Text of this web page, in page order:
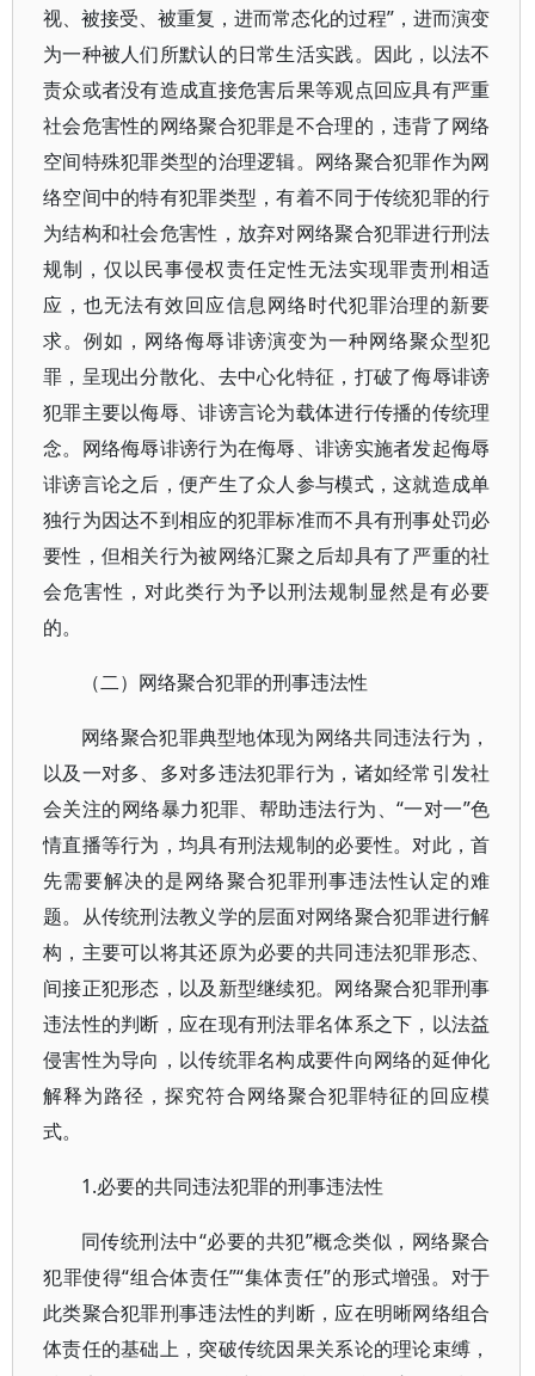
视、被接受、被重复，进而常态化的过程”，进而演变
为一种被人们所默认的日常生活实践。因此，以法不
责众或者没有造成直接危害后果等观点回应具有严重
社会危害性的网络聚合犯罪是不合理的，违背了网络
空间特殊犯罪类型的治理逻辑。网络聚合犯罪作为网
络空间中的特有犯罪类型，有着不同于传统犯罪的行
为结构和社会危害性，放弃对网络聚合犯罪进行刑法
规制，仅以民事侵权责任定性无法实现罪责刑相适
应，也无法有效回应信息网络时代犯罪治理的新要
求。例如，网络侮辱诽谤演变为一种网络聚众型犯
罪，呈现出分散化、去中心化特征，打破了侮辱诽谤
犯罪主要以侮辱、诽谤言论为载体进行传播的传统理
念。网络侮辱诽谤行为在侮辱、诽谤实施者发起侮辱
诽谤言论之后，便产生了众人参与模式，这就造成单
独行为因达不到相应的犯罪标准而不具有刑事处罚必
要性，但相关行为被网络汇聚之后却具有了严重的社
会危害性，对此类行为予以刑法规制显然是有必要
的。
（二）网络聚合犯罪的刑事违法性
网络聚合犯罪典型地体现为网络共同违法行为，
以及一对多、多对多违法犯罪行为，诸如经常引发社
会关注的网络暴力犯罪、帮助违法行为、“一对一”色
情直播等行为，均具有刑法规制的必要性。对此，首
先需要解决的是网络聚合犯罪刑事违法性认定的难
题。从传统刑法教义学的层面对网络聚合犯罪进行解
构，主要可以将其还原为必要的共同违法犯罪形态、
间接正犯形态，以及新型继续犯。网络聚合犯罪刑事
违法性的判断，应在现有刑法罪名体系之下，以法益
侵害性为导向，以传统罪名构成要件向网络的延伸化
解释为路径，探究符合网络聚合犯罪特征的回应模
式。
1.必要的共同违法犯罪的刑事违法性
同传统刑法中“必要的共犯”概念类似，网络聚合
犯罪使得“组合体责任”“集体责任”的形式增强。对于
此类聚合犯罪刑事违法性的判断，应在明晰网络组合
体责任的基础上，突破传统因果关系论的理论束缚，